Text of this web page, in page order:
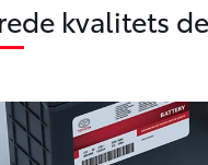
kvalitets